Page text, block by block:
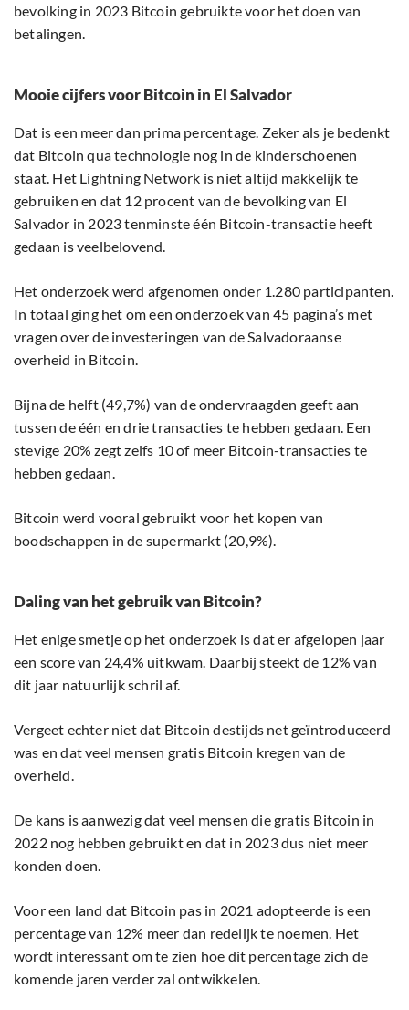
bevolking in 2023 Bitcoin gebruikte voor het doen van
betalingen.
Mooie cijfers voor Bitcoin in El Salvador
Dat is een meer dan prima percentage. Zeker als je bedenkt
dat Bitcoin qua technologie nog in de kinderschoenen
staat. Het Lightning Network is niet altijd makkelijk te
gebruiken en dat 12 procent van de bevolking van El
Salvador in 2023 tenminste één Bitcoin-transactie heeft
gedaan is veelbelovend.
Het onderzoek werd afgenomen onder 1.280 participanten.
In totaal ging het om een onderzoek van 45 pagina’s met
vragen over de investeringen van de Salvadoraanse
overheid in Bitcoin.
Bijna de helft (49,7%) van de ondervraagden geeft aan
tussen de één en drie transacties te hebben gedaan. Een
stevige 20% zegt zelfs 10 of meer Bitcoin-transacties te
hebben gedaan.
Bitcoin werd vooral gebruikt voor het kopen van
boodschappen in de supermarkt (20,9%).
Daling van het gebruik van Bitcoin?
Het enige smetje op het onderzoek is dat er afgelopen jaar
een score van 24,4% uitkwam. Daarbij steekt de 12% van
dit jaar natuurlijk schril af.
Vergeet echter niet dat Bitcoin destijds net geïntroduceerd
was en dat veel mensen gratis Bitcoin kregen van de
overheid.
De kans is aanwezig dat veel mensen die gratis Bitcoin in
2022 nog hebben gebruikt en dat in 2023 dus niet meer
konden doen.
Voor een land dat Bitcoin pas in 2021 adopteerde is een
percentage van 12% meer dan redelijk te noemen. Het
wordt interessant om te zien hoe dit percentage zich de
komende jaren verder zal ontwikkelen.